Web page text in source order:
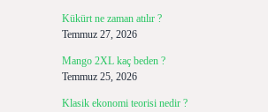
Kükürt ne zaman atılır ?
Temmuz 27, 2026
Mango 2XL kaç beden ?
Temmuz 25, 2026
Klasik ekonomi teorisi nedir ?